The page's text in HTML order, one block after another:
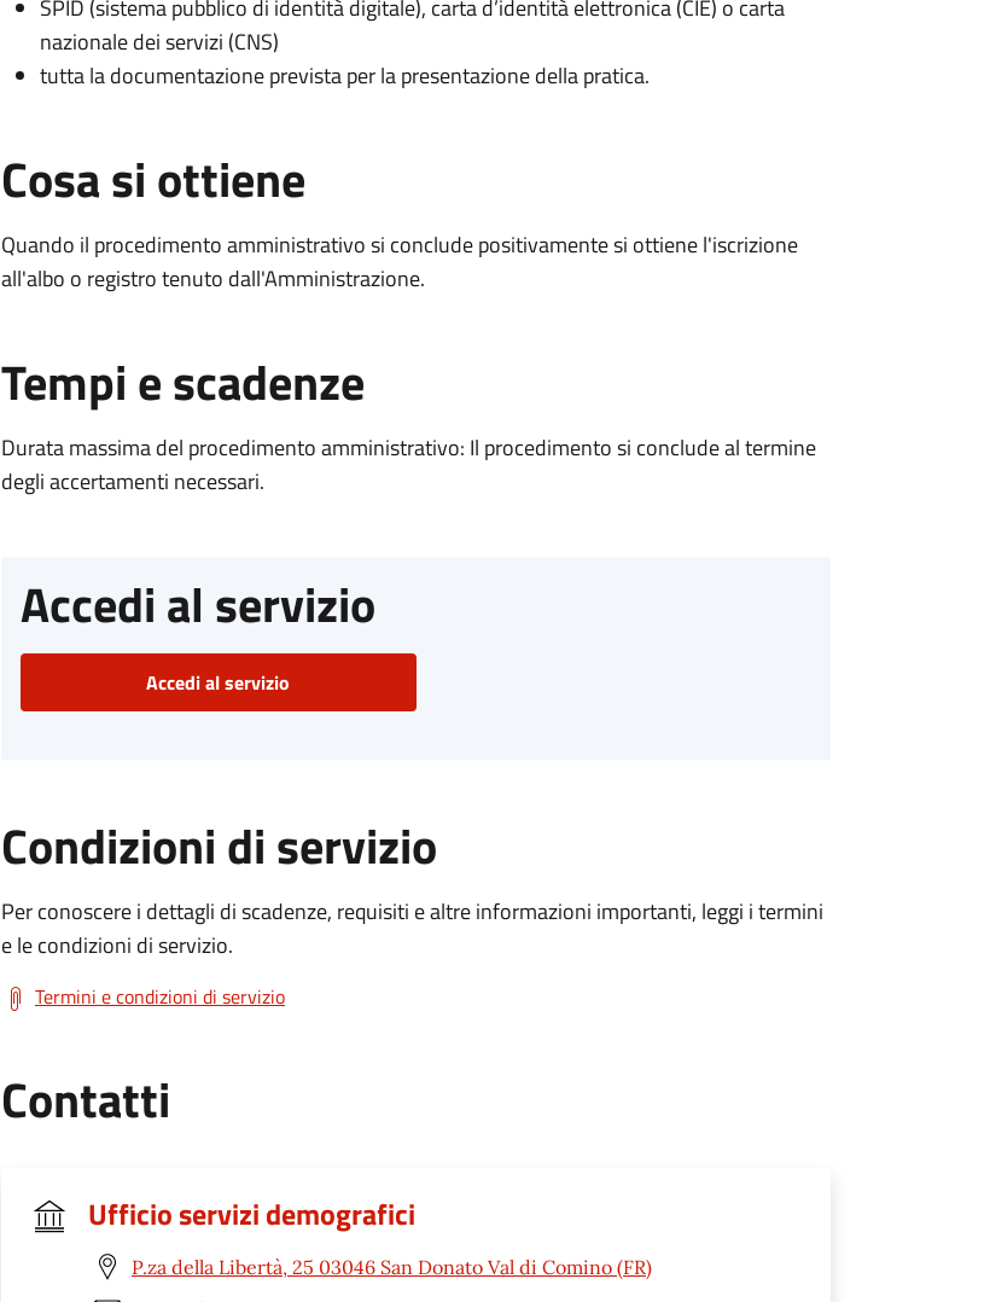
SPID (sistema pubblico di identità digitale), carta d’identità elettronica (CIE) o carta
nazionale dei servizi (CNS)
tutta la documentazione prevista per la presentazione della pratica.
Cosa si ottiene
Quando il procedimento amministrativo si conclude positivamente si ottiene l'iscrizione
all'albo o registro tenuto dall'Amministrazione.
Tempi e scadenze
Durata massima del procedimento amministrativo: Il procedimento si conclude al termine
degli accertamenti necessari.
Accedi al servizio
Accedi al servizio
Condizioni di servizio
Per conoscere i dettagli di scadenze, requisiti e altre informazioni importanti, leggi i termini
e le condizioni di servizio.
Termini e condizioni di servizio
Contatti
Ufficio servizi demografici
P.za della Libertà, 25 03046 San Donato Val di Comino (FR)